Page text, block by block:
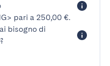
pari a 250,00 €.
bisogno di